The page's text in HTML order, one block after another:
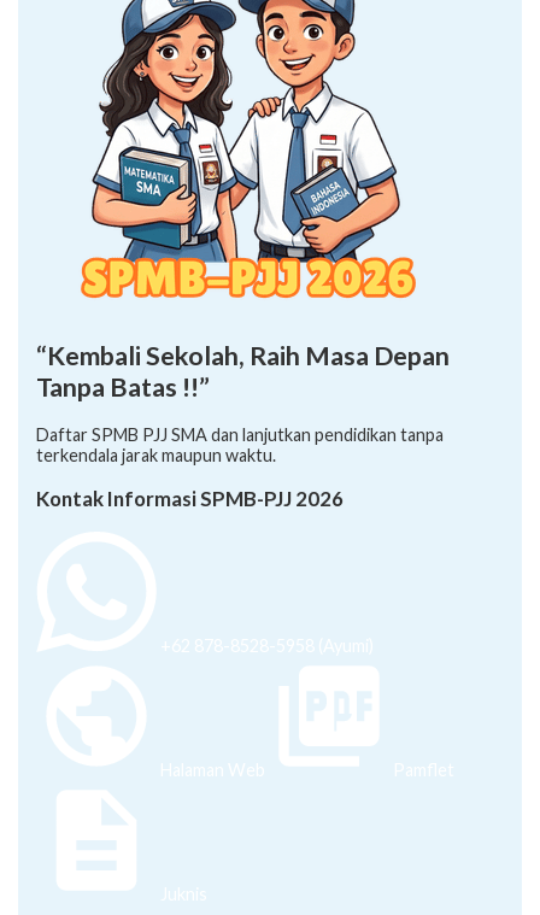
“Kembali Sekolah, Raih Masa Depan
Tanpa Batas !!”
Daftar SPMB PJJ SMA dan lanjutkan pendidikan tanpa
terkendala jarak maupun waktu.
Kontak Informasi SPMB-PJJ 2026
+62 878-8528-5958 (Ayumi)
Halaman Web Pamflet
Juknis